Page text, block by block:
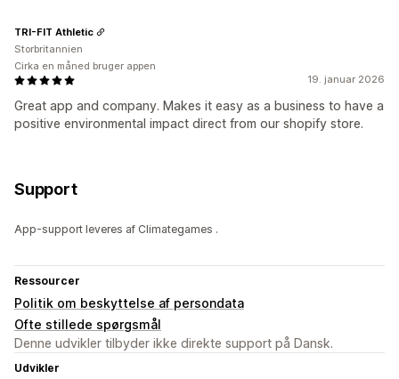
19. januar 2026
Great app and company. Makes it easy as a business to have a
positive environmental impact direct from our shopify store.
TRI-FIT Athletic
Storbritannien
Cirka en måned bruger appen
Support
App-support leveres af Climategames .
Ressourcer
Politik om beskyttelse af persondata
Ofte stillede spørgsmål
Denne udvikler tilbyder ikke direkte support på Dansk.
Udvikler